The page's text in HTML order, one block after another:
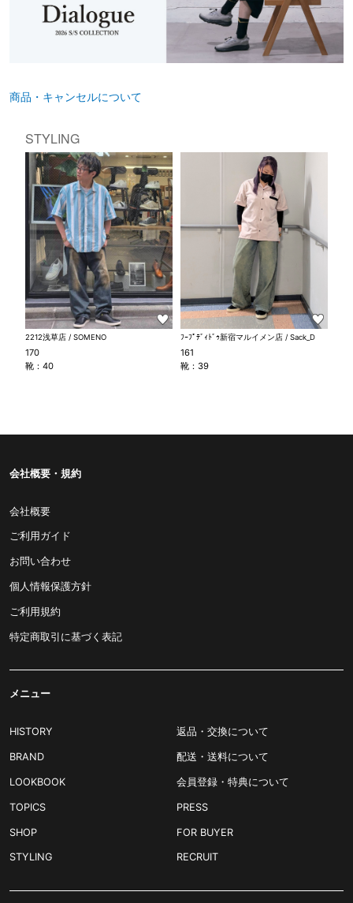
商品・キャンセルについて
STYLING
2212浅草店 / SOMENO
170
靴：40
ﾌｰﾌﾟﾃﾞｨﾄﾞｩ新宿マルイメン店 / Sack_D
161
靴：39
会社概要・規約
会社概要
ご利用ガイド
お問い合わせ
個人情報保護方針
ご利用規約
特定商取引に基づく表記
メニュー
HISTORY
BRAND
LOOKBOOK
TOPICS
SHOP
STYLING
返品・交換について
配送・送料について
会員登録・特典について
PRESS
FOR BUYER
RECRUIT